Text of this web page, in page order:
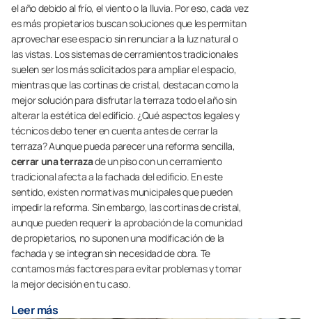
el año debido al frío, el viento o la lluvia. Por eso, cada vez
es más propietarios buscan soluciones que les permitan
aprovechar ese espacio sin renunciar a la luz natural o
las vistas. Los sistemas de cerramientos tradicionales
suelen ser los más solicitados para ampliar el espacio,
mientras que las cortinas de cristal, destacan como la
mejor solución para disfrutar la terraza todo el año sin
alterar la estética del edificio. ¿Qué aspectos legales y
técnicos debo tener en cuenta antes de cerrar la
terraza? Aunque pueda parecer una reforma sencilla,
cerrar una terrazade un piso con un cerramiento
tradicional afecta a la fachada del edificio. En este
sentido, existen normativas municipales que pueden
impedir la reforma. Sin embargo, las cortinas de cristal,
aunque pueden requerir la aprobación de la comunidad
de propietarios, no suponen una modificación de la
fachada y se integran sin necesidad de obra. Te
contamos más factores para evitar problemas y tomar
la mejor decisión en tu caso.
Leer más